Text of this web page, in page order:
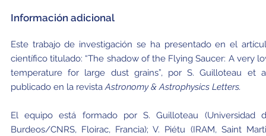
Información adicional
Este trabajo de investigación se ha presentado en el
científico titulado: “The shadow of the Flying Saucer: A very
temperature for large dust grains”, por S. Guilloteau et
publicado en la revistaAstronomy & Astrophysics Letters.
El equipo está formado por S. Guilloteau (Universidad
Burdeos/CNRS, Floirac, Francia); V. Piétu (IRAM, Saint